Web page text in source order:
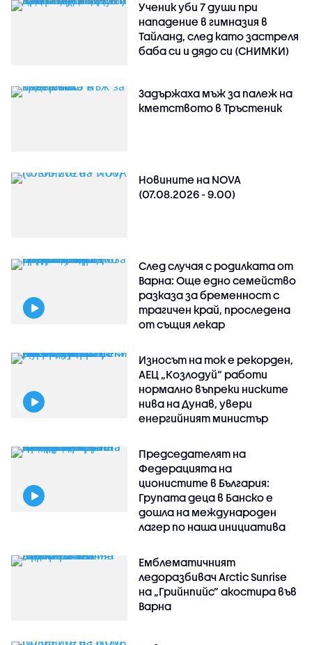
Ученик уби 7 души при
нападение в гимназия в
Тайланд, след като застреля
баба си и дядо си (СНИМКИ)
Задържаха мъж за палеж на
кметството в Тръстеник
Новините на NOVA
(07.08.2026 - 9.00)
След случая с родилката от
Варна: Още едно семейство
разказа за бременност с
трагичен край, проследена
от същия лекар
Износът на ток е рекорден,
АЕЦ „Козлодуй“ работи
нормално въпреки ниските
нива на Дунав, увери
енергийният министър
Председателят на
Федерацията на
ционистите в България:
Групата деца в Банско е
дошла на международен
лагер по наша инициатива
Емблематичният
ледоразбивач Arctic Sunrise
на „Грийнпийс” акостира във
Варна